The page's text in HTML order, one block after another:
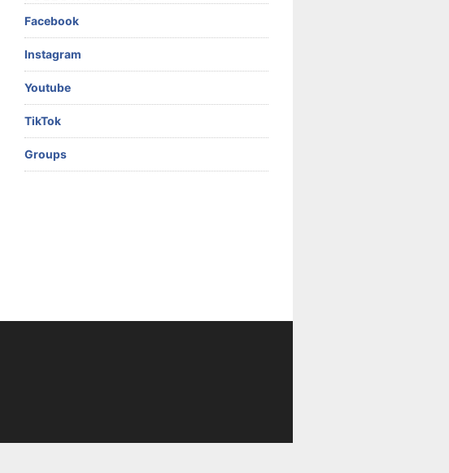
Facebook
Instagram
Youtube
TikTok
Groups